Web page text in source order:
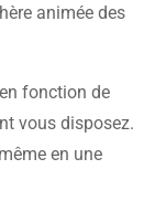
animée des
fonction de
vous disposez.
en une